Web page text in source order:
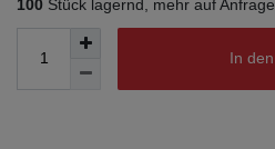
100 Stück lagernd, mehr auf Anfrage
In